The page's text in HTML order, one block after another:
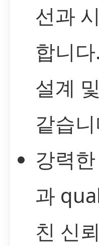
선과
합니다.
설계
같습
강력
과
친 신